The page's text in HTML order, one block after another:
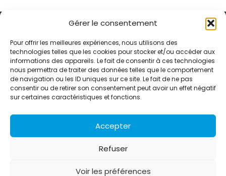
Gérer le consentement
Pour offrir les meilleures expériences, nous utilisons des
technologies telles que les cookies pour stocker et/ou accéder aux
informations des appareils. Le fait de consentir à ces technologies
nous permettra de traiter des données telles que le comportement
de navigation ou les ID uniques sur ce site. Le fait de ne pas
consentir ou de retirer son consentement peut avoir un effet négatif
sur certaines caractéristiques et fonctions.
Accepter
Refuser
Voir les préférences
Alternative Média est une agence de relations presse et de
relations publiques basée à Grenoble. Depuis 1995, elle conçoit et
pilote des stratégies de visibilité en France et à l’international
grâce à un réseau d’agences partenaires.